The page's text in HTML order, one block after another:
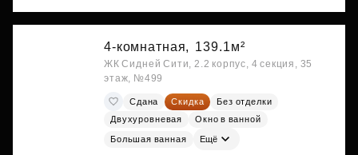
4-комнатная, 139.1м²
ЖК Сидней Сити, 2.2 корпус, 4 секция, 35
этаж, №499
Сдана Скидка
Без отделки
Двухуровневая
Окно в ванной
Большая ванная Ещё